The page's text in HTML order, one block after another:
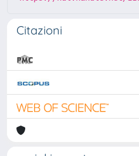
Citazioni